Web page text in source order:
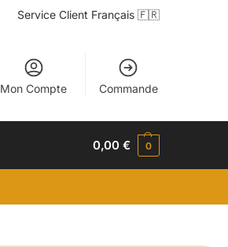
Service Client Français 🇫🇷
Mon Compte Commande
0,00€ 0